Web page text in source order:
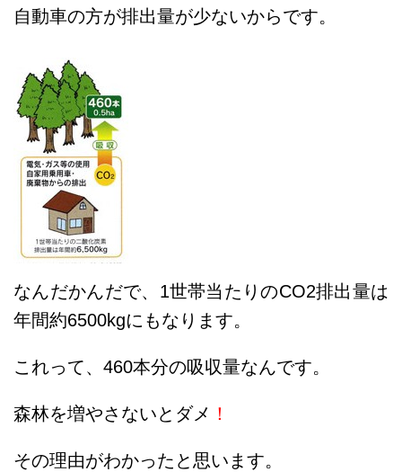
自動車の方が排出量が少ないからです。
なんだかんだで、1世帯当たりのCO2排出量は
年間約6500kgにもなります。
これって、460本分の吸収量なんです。
森林を増やさないとダメ ！
その理由がわかったと思います。